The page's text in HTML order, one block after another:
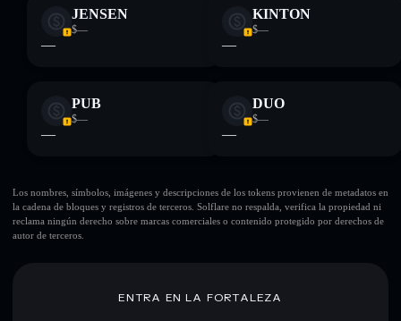
JENSEN
$—
—
KINTON
$—
—
PUB
$—
—
DUO
$—
—
Los nombres, símbolos, imágenes y descripciones de los tokens provienen de metadatos en
la cadena de bloques y registros de terceros. Solflare no respalda, verifica la propiedad ni
reclama ningún derecho sobre marcas comerciales o contenido protegido por derechos de
autor de terceros.
ENTRA EN LA FORTALEZA